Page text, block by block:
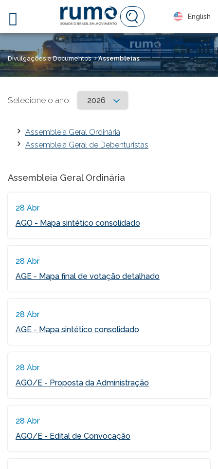
English

Divulgações e Documentos Assembleias
Selecione o ano:
Assembleia Geral Ordinária
Assembleia Geral de Debenturistas
Assembleia Geral Ordinária
28 Abr
AGO - Mapa sintético consolidado
28 Abr
AGE - Mapa final de votação detalhado
28 Abr
AGE - Mapa sintético consolidado
28 Abr
AGO/E - Proposta da Administração
28 Abr
AGO/E - Edital de Convocação